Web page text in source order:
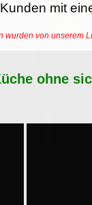
mit
wurden von unserem
ohne